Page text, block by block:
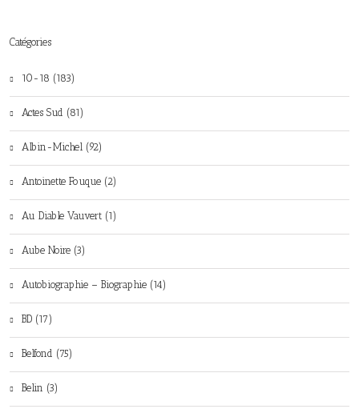
Catégories
10-18 (183)
Actes Sud (81)
Albin-Michel (92)
Antoinette Fouque (2)
Au Diable Vauvert (1)
Aube Noire (3)
Autobiographie – Biographie (14)
BD (17)
Belfond (75)
Belin (3)